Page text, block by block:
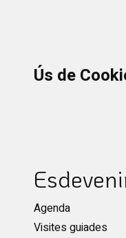
Ús de
Agenda
Visites guiades